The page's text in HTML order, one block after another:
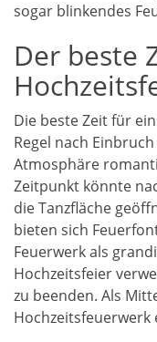
sogar blinkendes
Der beste
Die beste Zeit für
Regel nach
Atmosphäre
Zeitpunkt könnte
die Tanzfläche
bieten sich
Feuerwerk als
Hochzeitsfeier
zu beenden. Als
Hochzeitsfeuerwerk